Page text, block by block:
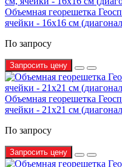
Объемная георешетка
ячейки - 16х16 см
По запросу
Запросить цену
Объемная георешетка
ячейки - 21х21 см
По запросу
Запросить цену